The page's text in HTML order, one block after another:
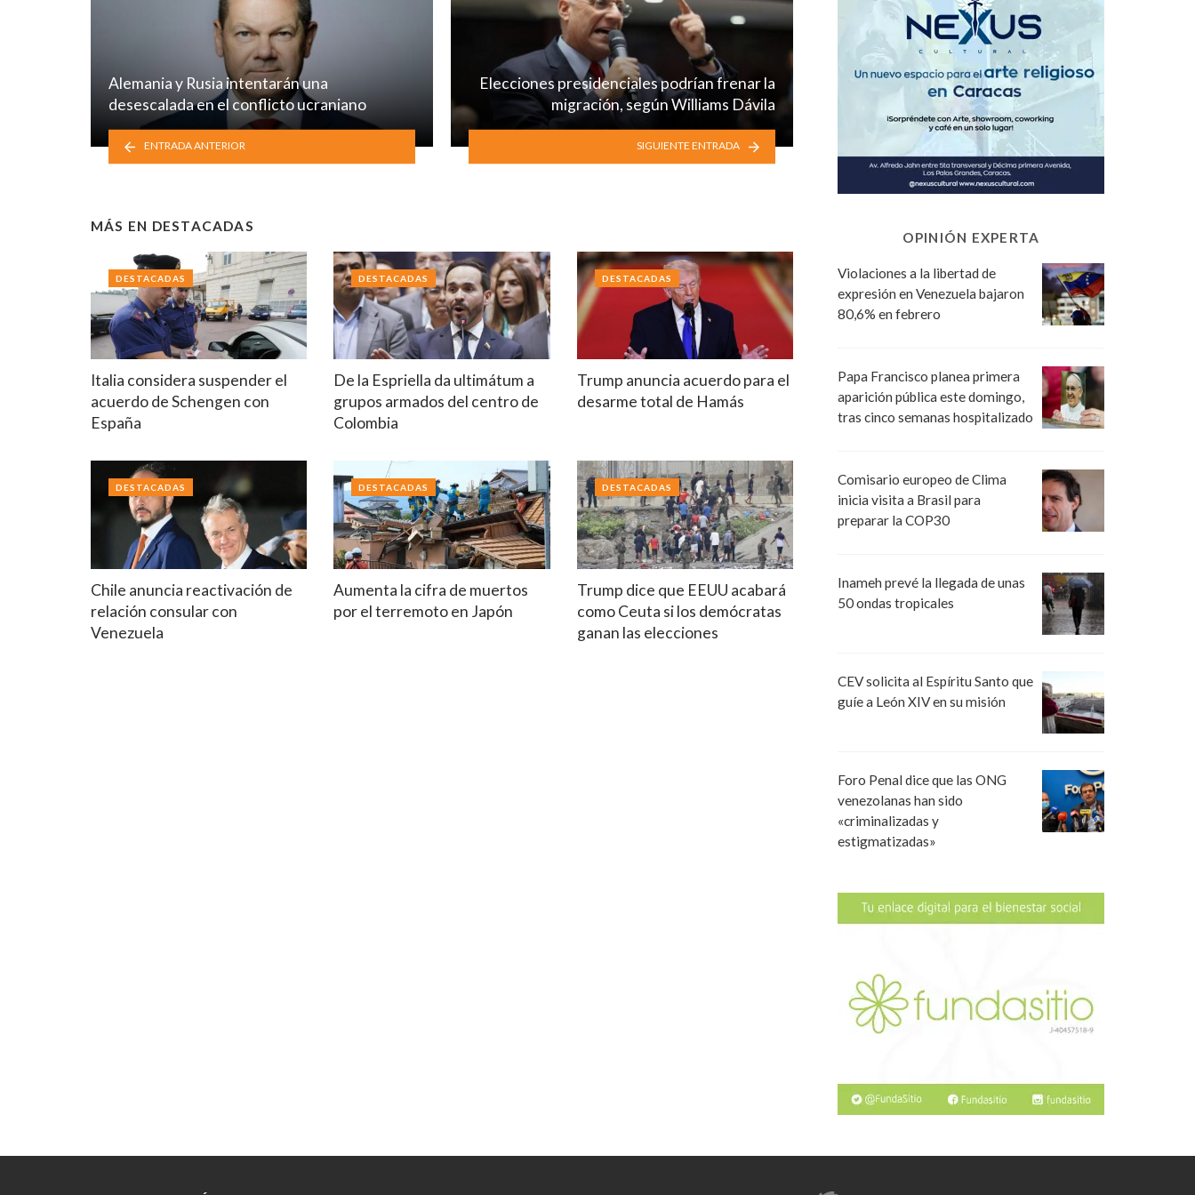
Alemania y Rusia intentarán una
desescalada en el conflicto ucraniano
ENTRADA ANTERIOR
Elecciones presidenciales podrían frenar la
migración, según Williams Dávila
SIGUIENTE ENTRADA
MÁS EN DESTACADAS
Italia considera suspender el
acuerdo de Schengen con
España
DESTACADAS
De la Espriella da ultimátum a
grupos armados del centro de
Colombia
DESTACADAS
Trump anuncia acuerdo para el
desarme total de Hamás
DESTACADAS
Chile anuncia reactivación de
relación consular con
Venezuela
DESTACADAS
Aumenta la cifra de muertos
por el terremoto en Japón
DESTACADAS
Trump dice que EEUU acabará
como Ceuta si los demócratas
ganan las elecciones
DESTACADAS
OPINIÓN EXPERTA
Violaciones a la libertad de
expresión en Venezuela bajaron
80,6% en febrero
Papa Francisco planea primera
aparición pública este domingo,
tras cinco semanas hospitalizado
Comisario europeo de Clima
inicia visita a Brasil para
preparar la COP30
Inameh prevé la llegada de unas
50 ondas tropicales
CEV solicita al Espíritu Santo que
guíe a León XIV en su misión
Foro Penal dice que las ONG
venezolanas han sido
«criminalizadas y
estigmatizadas»